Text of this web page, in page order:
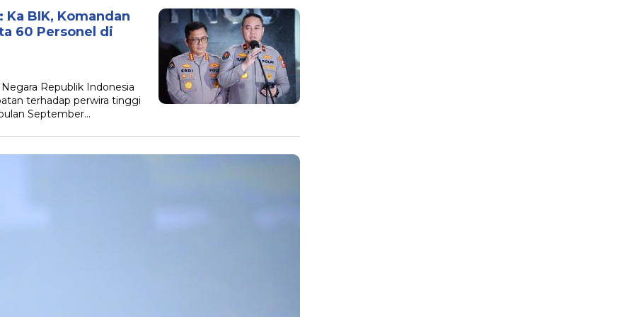
BIK, Komandan
60 Personel di
Republik Indonesia
terhadap perwira tinggi
September…